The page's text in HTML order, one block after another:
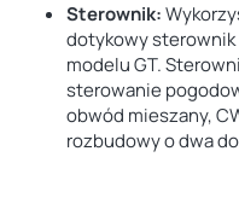
Sterownik:
dotykowy
modelu GT.
sterowanie
obwód mieszany,
rozbudowy o dwa